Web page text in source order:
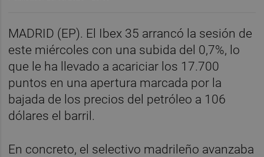
MADRID (EP). El Ibex 35 arrancó la sesión de
este miércoles con una subida del 0,7%, lo
que le ha llevado a acariciar los 17.700
puntos en una apertura marcada por la
bajada de los precios del petróleo a 106
dólares el barril.
En concreto, el selectivo madrileño avanzaba